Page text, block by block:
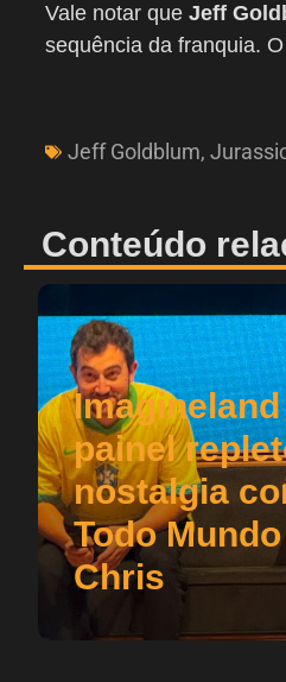
Vale notar que Jeff
sequência da franquia.
Jeff Goldblum,
Conteúdo
painel
nostalgia
Todo
Chris